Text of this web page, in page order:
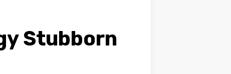
Stubborn